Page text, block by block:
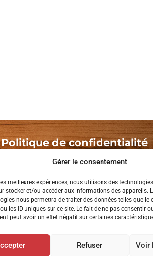
Gérer le consentement
meilleures expériences, nous utilisons des
stocker et/ou accéder aux informations des appareils.
nous permettra de traiter des données telles que le
les ID uniques sur ce site. Le fait de ne pas consentir
peut avoir un effet négatif sur certaines
Refuser Voir
Politique de confidentialité
L’AAPCM est membre de:
Tourisme Mauricie
Tourisme Shawinigan